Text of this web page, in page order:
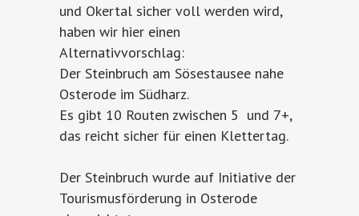
und Okertal sicher voll werden wird,
haben wir hier einen
Alternativvorschlag:
Der Steinbruch am Sösestausee nahe
Osterode im Südharz.
Es gibt 10 Routen zwischen 5 und 7+,
das reicht sicher für einen Klettertag.
Der Steinbruch wurde auf Initiative der
Tourismusförderung in Osterode